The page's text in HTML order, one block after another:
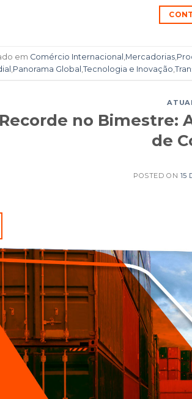
em Comércio Internacional Mercadorias
Panorama Global Tecnologia e Inovação
Recorde no Bimestre:
de
POSTED ON 15